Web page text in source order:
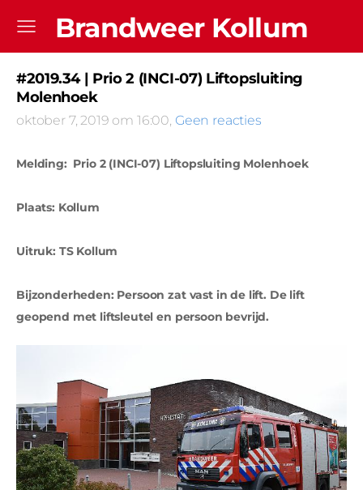
Brandweer Kollum
#2019.34 | Prio 2 (INCI-07) Liftopsluiting
Molenhoek
oktober 7, 2019 om 16:00, Geen reacties
Melding: Prio 2 (INCI-07) Liftopsluiting Molenhoek
Plaats: Kollum
Uitruk: TS Kollum
Bijzonderheden: Persoon zat vast in de lift. De lift
geopend met liftsleutel en persoon bevrijd.